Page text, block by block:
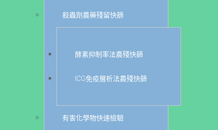
殺蟲劑農藥殘留快篩
酵素抑制率法農殘快篩
ICG免疫層析法農殘快篩
有害化學物快速檢驗